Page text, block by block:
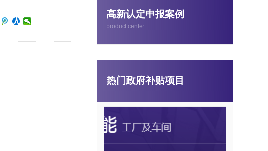
高新认定申报案例
product center
热门政府补贴项目